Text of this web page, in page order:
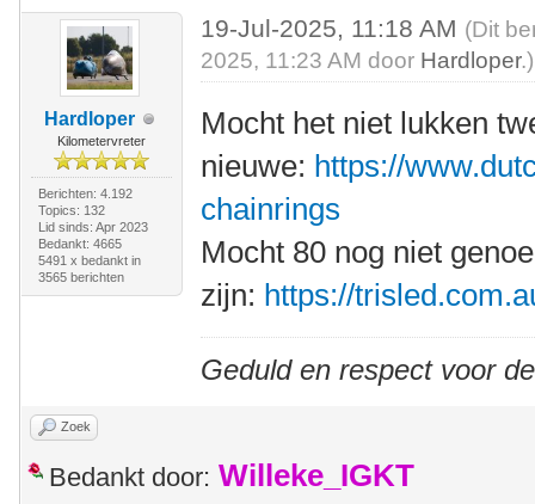
Hardloper
Kilometervreter
Berichten: 4.192
Topics: 132
Lid sinds: Apr 2023
Bedankt: 4665
5491 x bedankt in
3565 berichten
19-Jul-2025, 11:18 AM (Dit
2025, 11:23 AM door Hardloper.)
Mocht het niet lukken
nieuwe: https://
chainrings
Mocht 80 nog niet
zijn: https://
Geduld en respect voor
Zoek
Bedankt door: Willeke_IGKT